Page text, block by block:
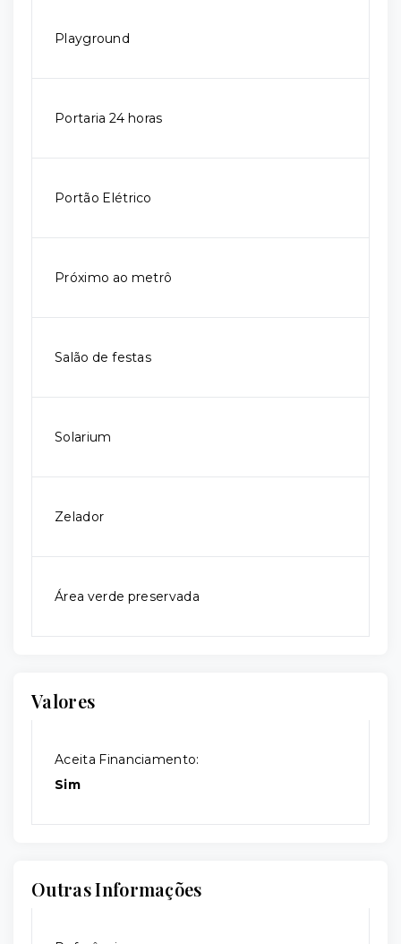
Playground
Portaria 24 horas
Portão Elétrico
Próximo ao metrô
Salão de festas
Solarium
Zelador
Área verde preservada
Valores
Aceita Financiamento:
Sim
Outras Informações